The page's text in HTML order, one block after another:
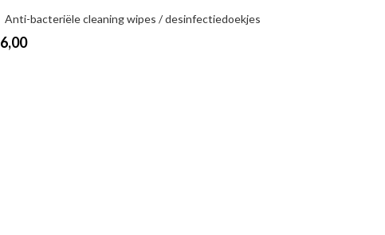
Anti-bacteriële cleaning wipes / desinfectiedoekjes
6,00